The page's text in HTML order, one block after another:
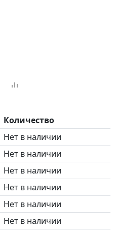
Количество
Нет в наличии
Нет в наличии
Нет в наличии
Нет в наличии
Нет в наличии
Нет в наличии